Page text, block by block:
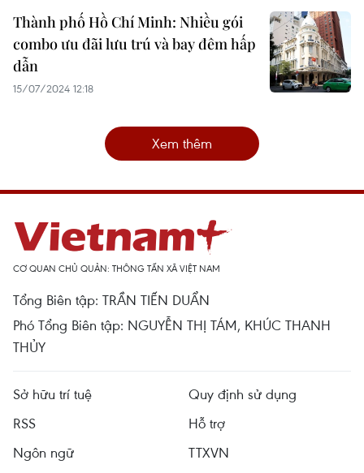
Thành phố Hồ Chí Minh: Nhiều gói
combo ưu đãi lưu trú và bay đêm hấp
dẫn
15/07/2024 12:18
Xem thêm
CƠ QUAN CHỦ QUẢN: THÔNG TẤN XÃ VIỆT NAM
Tổng Biên tập: TRẦN TIẾN DUẨN
Phó Tổng Biên tập: NGUYỄN THỊ TÁM, KHÚC THANH
THỦY
Sở hữu trí tuệ
Quy định sử dụng
RSS
Hỗ trợ
Ngôn ngữ
TTXVN